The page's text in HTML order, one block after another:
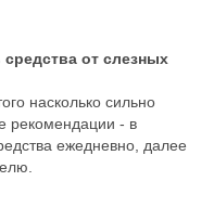
средства от слезных
насколько сильно
рекомендации - в
ежедневно, далее